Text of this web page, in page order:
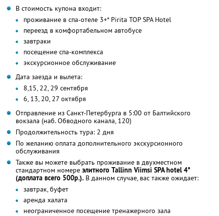
В стоимость купона входит:
проживание в спа-отеле 3+* Pirita TOP SPA Hotel
переезд в комфортабельном автобусе
завтраки
посещение спа-комплекса
экскурсионное обслуживание
Дата заезда и вылета:
8,15, 22, 29 сентября
6, 13, 20, 27 октября
Отправление из Санкт-Петербурга в 5:00 от Балтийского
вокзала (наб. Обводного канала, 120)
Продолжительность тура: 2 дня
По желанию оплата дополнительного экскурсионного
обслуживания
Также вы можете выбрать проживание в двухместном
стандартном номере элитного Tallinn Viimsi SPA hotel 4*
(доплата всего 500р.). В данном случае, вас также ожидает:
завтрак, буфет
аренда халата
неограниченное посещение тренажерного зала